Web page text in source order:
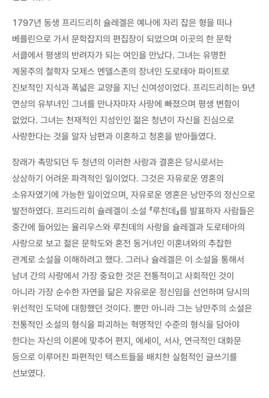
1797년 동생 프리드리히 슐레겔은 예나에 자리 잡은 형을 떠나
베를린으로 가서 문학잡지의 편집장이 되었으며 이곳의 한 문학
서클에서 평생의 반려자가 되는 여인을 만났다. 그녀는 유명한
계몽주의 철학자 모제스 멘델스존의 장녀인 도로테아 파이트로
진보적인 지식과 폭넓은 교양을 지닌 신여성이었다. 프리드리히는 9년
연상의 유부녀인 그녀를 만나자마자 사랑에 빠졌으며 평생 변함이
없었다. 그녀는 천재적인 지성인인 젊은 청년이 자신을 진심으로
사랑한다는 것을 알자 남편과 이혼하고 청혼을 받아들였다.
장래가 촉망되던 두 청년의 이러한 사랑과 결혼은 당시로서는
상상하기 어려운 파격적인 일이었다. 그것은 자유로운 영혼의
소유자였기에 가능한 일이었으며, 자유로운 영혼은 낭만주의 정신으로
발전하였다. 프리드리히 슐레겔이 소설 『루친데』를 발표하자 사람들은
중간에 들어있는 율리우스와 루친데의 사랑을 슐레겔과 도로테아의
사랑으로 보고 젊은 문학도와 혼전 동거녀인 이혼녀와의 추잡한
관계로 소설을 이해하려고 했다. 그러나 슐레겔은 이 소설을 통해서
남녀 간의 사랑에서 가장 중요한 것은 전통적이고 사회적인 것이
아니라 가장 순수한 자연을 닮은 자유로운 정신임을 선언하며 당시의
위선적인 도덕에 대항했던 것이다. 뿐만 아니라 그는 낭만주의 소설은
전통적인 소설의 형식을 파괴하는 혁명적인 수준의 형식을 담아야
한다는 자신의 이론에 맞추어 편지, 에세이, 서사, 연극적인 대화문
등으로 이루어진 파편적인 텍스트들을 배치한 실험적인 글쓰기를
선보였다.